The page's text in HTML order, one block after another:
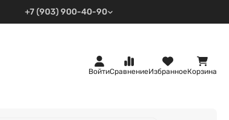
+7 (903) 900-40-90
ВойтиСравнениеИзбранноеКорзина